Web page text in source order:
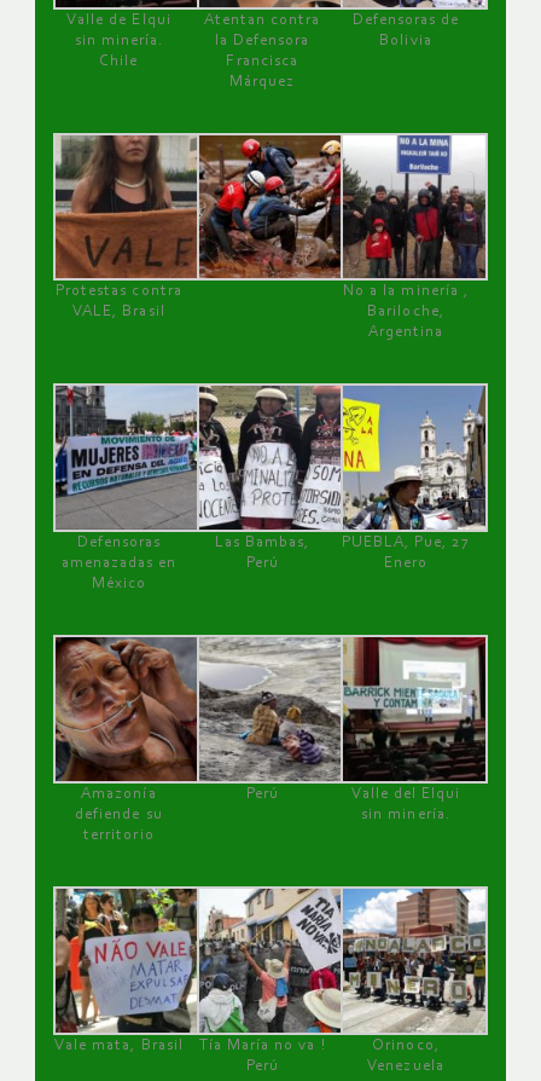
Valle de Elqui
sin minería.
Chile
Atentan contra
la Defensora
Francisca
Márquez
Defensoras de
Bolivia
Protestas contra
VALE, Brasil
No a la minería ,
Bariloche,
Argentina
Defensoras
amenazadas en
México
Las Bambas,
Perú
PUEBLA, Pue, 27
Enero
Amazonía
defiende su
territorio
Perú
Valle del Elqui
sin minería.
Vale mata, Brasil
Tía María no va !
Perú
Orinoco,
Venezuela